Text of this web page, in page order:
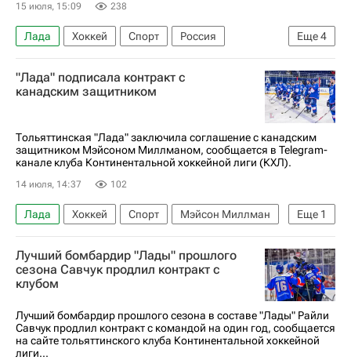
15 июля, 15:09 238
Еще4
Лада Хоккей Спорт
Россия
Иван Телегин
ЦСКА
Авангард
КХЛ 2025-2026
"Лада" подписала контракт с
канадским защитником
Тольяттинская "Лада" заключила соглашение с канадским
защитником Мэйсоном Миллманом, сообщается в Telegram-
канале клуба Континентальной хоккейной лиги (КХЛ).
14 июля, 14:37 102
Еще 1
Лада Хоккей Спорт
Мэйсон Миллман
КХЛ 2025-2026
Лучший бомбардир "Лады" прошлого
сезона Савчук продлил контракт с
клубом
Лучший бомбардир прошлого сезона в составе "Лады" Райли
Савчук продлил контракт с командой на один год, сообщается
на сайте тольяттинского клуба Континентальной хоккейной
лиги...